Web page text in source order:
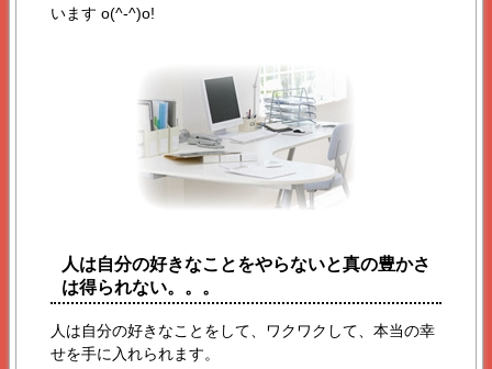
います o(^-^)o!
人は自分の好きなことをやらないと真の豊かさ
は得られない。。。
人は自分の好きなことをして、ワクワクして、本当の幸
せを手に入れられます。